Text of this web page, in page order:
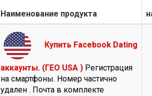
Наименование продукта
Купить Facebook Dating
аккаунты. (ГЕО USA ) Регистрация
на смартфоны. Номер частично
удален . Почта в комплекте